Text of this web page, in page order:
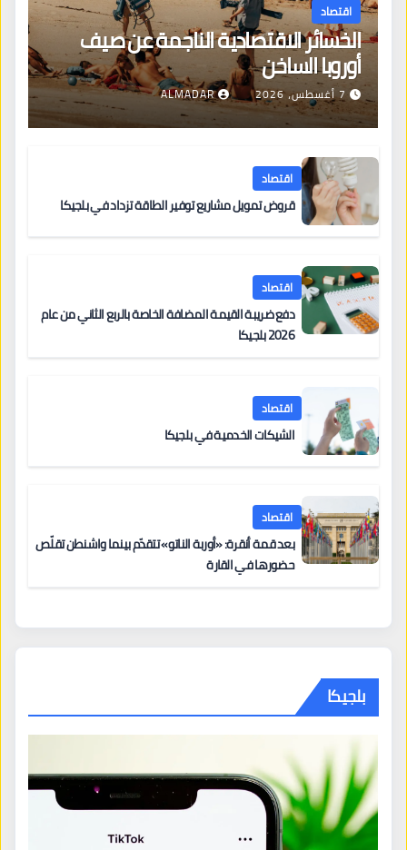
اقتصاد
الخسائر الاقتصادية الناجمة عن صيف
أوروبا الساخن
7 أغسطس، 2026 ALMADAR
اقتصاد
قروض تمويل مشاريع توفير الطاقة تزداد في بلجيكا
اقتصاد
دفع ضريبة القيمة المضافة الخاصة بالربع الثاني من عام
2026 بلجيكا
اقتصاد
الشيكات الخدمية في بلجيكا
اقتصاد
بعد قمة أنقرة: «أوربة الناتو» تتقدّم بينما واشنطن تقلّص
حضورها في القارة
بلجيكا